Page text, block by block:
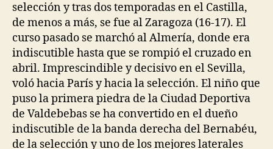
selección y tras dos temporadas en el Castilla,
de menos a más, se fue al Zaragoza (16-17). El
curso pasado se marchó al Almería, donde era
indiscutible hasta que se rompió el cruzado en
abril. Imprescindible y decisivo en el Sevilla,
voló hacia París y hacia la selección. El niño que
puso la primera piedra de la Ciudad Deportiva
de Valdebebas se ha convertido en el dueño
indiscutible de la banda derecha del Bernabéu,
de la selección y uno de los mejores laterales